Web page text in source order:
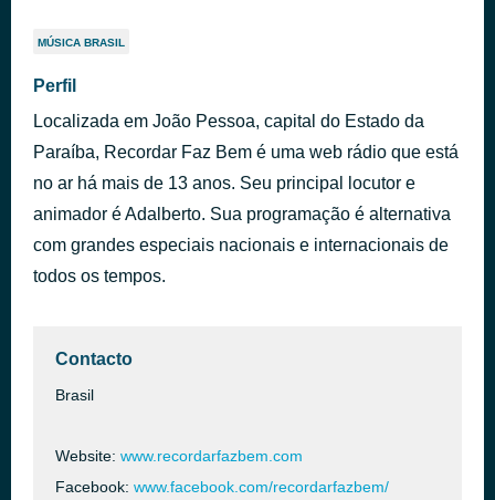
MÚSICA BRASIL
Perfil
Localizada em João Pessoa, capital do Estado da
Paraíba, Recordar Faz Bem é uma web rádio que está
no ar há mais de 13 anos. Seu principal locutor e
animador é Adalberto. Sua programação é alternativa
com grandes especiais nacionais e internacionais de
todos os tempos.
Contacto
Brasil
Website: www.recordarfazbem.com
Facebook: www.facebook.com/recordarfazbem/